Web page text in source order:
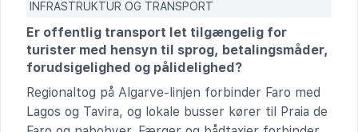
INFRASTRUKTUR OG TRANSPORT
Er offentlig transport let tilgængelig for
turister med hensyn til sprog, betalingsmåder,
forudsigelighed og pålidelighed?
Regionaltog på Algarve-linjen forbinder Faro med
Lagos og Tavira, og lokale busser kører til Praia de